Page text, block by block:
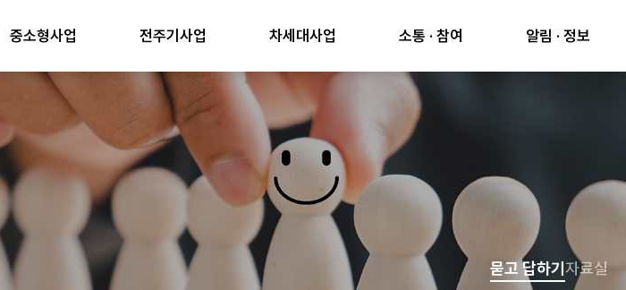
중소형사업 전주기사업 차세대사업 소통 · 참여 알림 · 정보
묻고 답하기 자료실